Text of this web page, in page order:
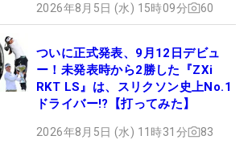
2026年8月5日 (水) 15時09分 60
ついに正式発表、9月12日デビュ
ー！未発表時から2勝した『ZXi
RKT LS』は、スリクソン史上No.1
ドライバー!?【打ってみた】
2026年8月5日 (水) 11時31分 83